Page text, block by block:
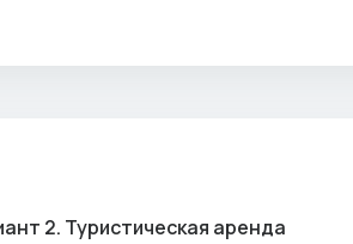
2. Туристическая аренда